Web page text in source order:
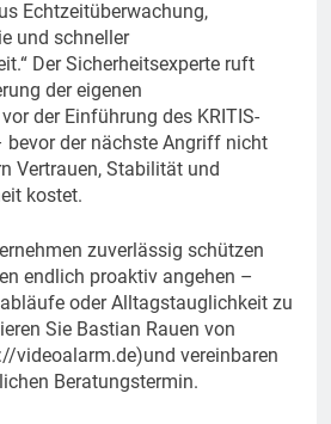
Echtzeitüberwachung,
und schneller
Der Sicherheitsexperte ruft
der eigenen
der Einführung des KRITIS-
bevor der nächste Angriff nicht
Vertrauen, Stabilität und
kostet.
zuverlässig schützen
endlich proaktiv angehen –
oder Alltagstauglichkeit zu
Sie Bastian Rauen von
videoalarm.de)und vereinbaren
Beratungstermin.